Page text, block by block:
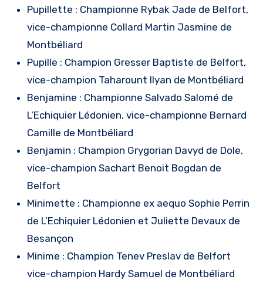
Pupillette : Championne Rybak Jade de Belfort,
vice-championne Collard Martin Jasmine de
Montbéliard
Pupille : Champion Gresser Baptiste de Belfort,
vice-champion Taharount Ilyan de Montbéliard
Benjamine : Championne Salvado Salomé de
L’Echiquier Lédonien, vice-championne Bernard
Camille de Montbéliard
Benjamin : Champion Grygorian Davyd de Dole,
vice-champion Sachart Benoit Bogdan de
Belfort
Minimette : Championne ex aequo Sophie Perrin
de L’Echiquier Lédonien et Juliette Devaux de
Besançon
Minime : Champion Tenev Preslav de Belfort
vice-champion Hardy Samuel de Montbéliard